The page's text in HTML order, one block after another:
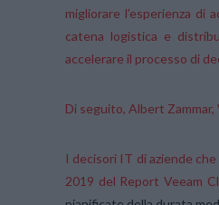
migliorare l’esperienza
catena logistica e
accelerare il processo di
Di seguito, Albert
I decisori IT di aziende
2019 del Report Veeam